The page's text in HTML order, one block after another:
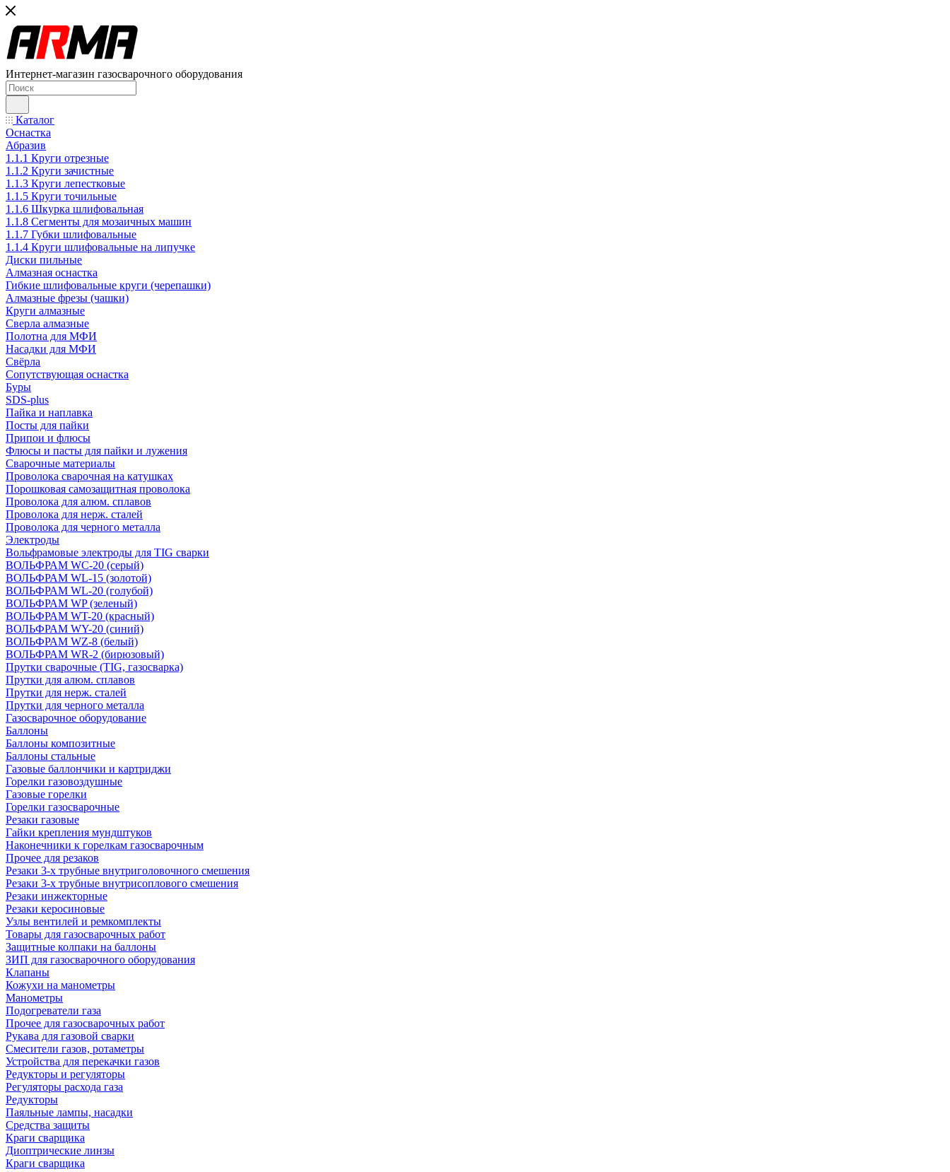
Интернет-магазин газосварочного оборудования
Каталог
Оснастка
Абразив
1.1.1 Круги отрезные
1.1.2 Круги зачистные
1.1.3 Круги лепестковые
1.1.5 Круги точильные
1.1.6 Шкурка шлифовальная
1.1.8 Сегменты для мозаичных машин
1.1.7 Губки шлифовальные
1.1.4 Круги шлифовальные на липучке
Диски пильные
Алмазная оснастка
Гибкие шлифовальные круги (черепашки)
Алмазные фрезы (чашки)
Круги алмазные
Сверла алмазные
Полотна для МФИ
Насадки для МФИ
Свёрла
Сопутствующая оснастка
Буры
SDS-plus
Пайка и наплавка
Посты для пайки
Припои и флюсы
Флюсы и пасты для пайки и лужения
Сварочные материалы
Проволока сварочная на катушках
Порошковая самозащитная проволока
Проволока для алюм. сплавов
Проволока для нерж. сталей
Проволока для черного металла
Электроды
Вольфрамовые электроды для TIG сварки
ВОЛЬФРАМ WC-20 (серый)
ВОЛЬФРАМ WL-15 (золотой)
ВОЛЬФРАМ WL-20 (голубой)
ВОЛЬФРАМ WP (зеленый)
ВОЛЬФРАМ WT-20 (красный)
ВОЛЬФРАМ WY-20 (синий)
ВОЛЬФРАМ WZ-8 (белый)
ВОЛЬФРАМ WR-2 (бирюзовый)
Прутки сварочные (TIG, газосварка)
Прутки для алюм. сплавов
Прутки для нерж. сталей
Прутки для черного металла
Газосварочное оборудование
Баллоны
Баллоны композитные
Баллоны стальные
Газовые баллончики и картриджи
Горелки газовоздушные
Газовые горелки
Горелки газосварочные
Резаки газовые
Гайки крепления мундштуков
Наконечники к горелкам газосварочным
Прочее для резаков
Резаки 3-х трубные внутриголовочного смешения
Резаки 3-х трубные внутрисоплового смешения
Резаки инжекторные
Резаки керосиновые
Узлы вентилей и ремкомплекты
Товары для газосварочных работ
Защитные колпаки на баллоны
ЗИП для газосварочного оборудования
Клапаны
Кожухи на манометры
Манометры
Подогреватели газа
Прочее для газосварочных работ
Рукава для газовой сварки
Смесители газов, ротаметры
Устройства для перекачки газов
Редукторы и регуляторы
Регуляторы расхода газа
Редукторы
Паяльные лампы, насадки
Средства защиты
Краги сварщика
Диоптрические линзы
Краги сварщика